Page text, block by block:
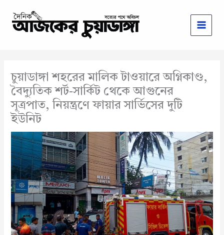
content
চুয়াডাঙ্গা শহরের মালিক টাওয়ারে অগ্নিকাণ্ড,
বৈদ্যুতিক শর্ট-সার্কিট থেকে আগুনের
সূত্রপাত, নিয়ন্ত্রণে ফায়ার সার্ভিসের দুটি
ইউনিট